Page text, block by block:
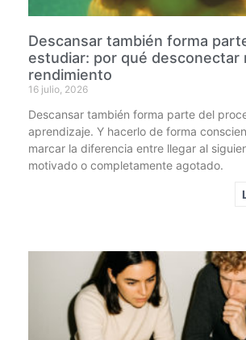
Descansar también forma
estudiar: por qué desconectar
rendimiento
16 julio, 2026
Descansar también forma parte del
aprendizaje. Y hacerlo de forma
marcar la diferencia entre llegar al
motivado o completamente agotado.